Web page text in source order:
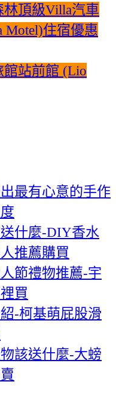
頂級Villa汽車
Motel)住宿優惠
館站前館 (Lio
最有心意的手作
什麼-DIY香水
推薦購買
節禮物推薦-宇
買
-柯基萌屁股滑
該送什麼-大螃